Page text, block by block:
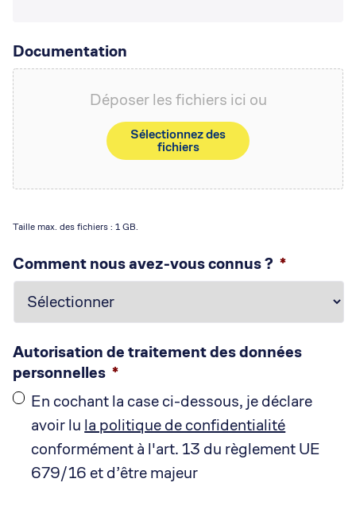
Documentation
Déposer les fichiers ici ou
Sélectionnez des
fichiers
Taille max. des fichiers : 1 GB.
Comment nous avez-vous connus ? *
Autorisation de traitement des données
personnelles *
En cochant la case ci-dessous, je déclare
avoir lu la politique de confidentialité
conformément à l'art. 13 du règlement UE
679/16 et d’être majeur